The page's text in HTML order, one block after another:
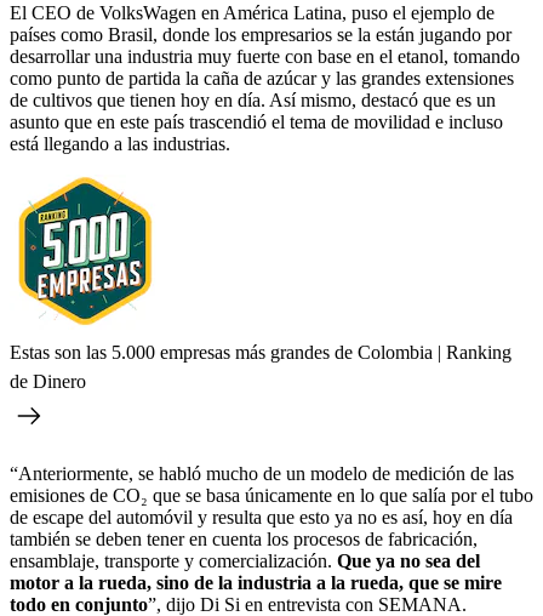
El CEO de VolksWagen en América Latina, puso el ejemplo de
países como Brasil, donde los empresarios se la están jugando por
desarrollar una industria muy fuerte con base en el etanol, tomando
como punto de partida la caña de azúcar y las grandes extensiones
de cultivos que tienen hoy en día. Así mismo, destacó que es un
asunto que en este país trascendió el tema de movilidad e incluso
está llegando a las industrias.
Estas son las 5.000 empresas más grandes de Colombia | Ranking
de Dinero
“Anteriormente, se habló mucho de un modelo de medición de las
emisiones de CO₂ que se basa únicamente en lo que salía por el tubo
de escape del automóvil y resulta que esto ya no es así, hoy en día
también se deben tener en cuenta los procesos de fabricación,
ensamblaje, transporte y comercialización. Que ya no sea del
motor a la rueda, sino de la industria a la rueda, que se mire
todo en conjunto”, dijo Di Si en entrevista con SEMANA.